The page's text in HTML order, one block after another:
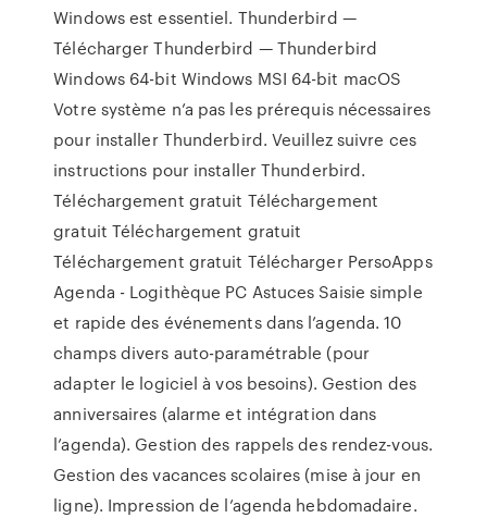
Windows est essentiel. Thunderbird —
Télécharger Thunderbird — Thunderbird
Windows 64-bit Windows MSI 64-bit macOS
Votre système n’a pas les prérequis nécessaires
pour installer Thunderbird. Veuillez suivre ces
instructions pour installer Thunderbird.
Téléchargement gratuit Téléchargement
gratuit Téléchargement gratuit
Téléchargement gratuit Télécharger PersoApps
Agenda - Logithèque PC Astuces Saisie simple
et rapide des événements dans l’agenda. 10
champs divers auto-paramétrable (pour
adapter le logiciel à vos besoins). Gestion des
anniversaires (alarme et intégration dans
l’agenda). Gestion des rappels des rendez-vous.
Gestion des vacances scolaires (mise à jour en
ligne). Impression de l’agenda hebdomadaire.